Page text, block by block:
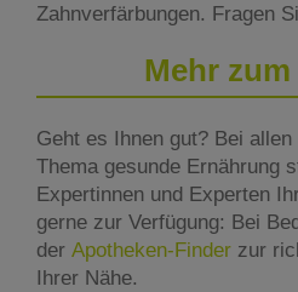
Zahnverfärbungen. Fragen
Mehr zum
Geht es Ihnen gut? Bei
Thema gesunde Ernährung
Expertinnen und Experten
gerne zur Verfügung: Bei
der Apotheken-Finder zur
Ihrer Nähe.